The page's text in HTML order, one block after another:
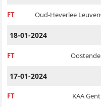
FT Oud-Heverlee Leuven
18-01-2024
FT Oostende
17-01-2024
FT KAA Gent